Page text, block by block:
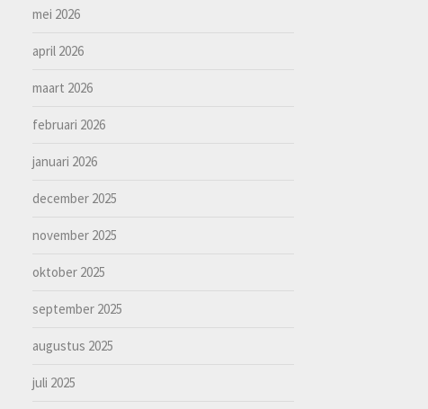
mei 2026
april 2026
maart 2026
februari 2026
januari 2026
december 2025
november 2025
oktober 2025
september 2025
augustus 2025
juli 2025